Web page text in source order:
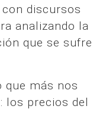
discursos
analizando la
que se sufre
que más nos
los precios del